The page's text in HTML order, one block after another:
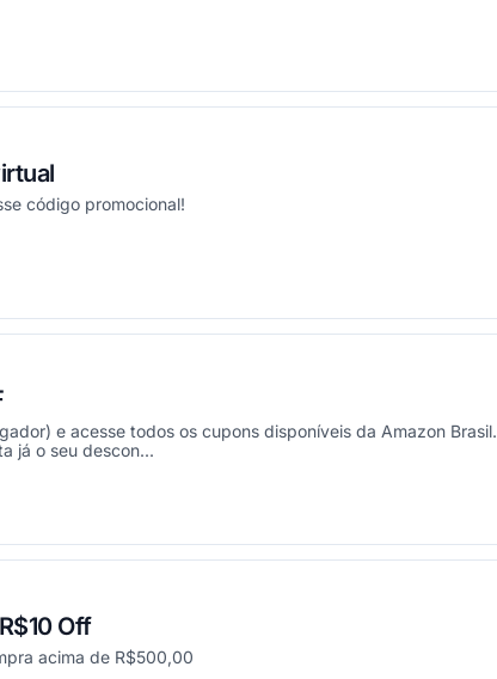
código promocional!
e acesse todos os cupons disponíveis da Amazon Brasil.
já o seu descon...
Off
acima de R$500,00